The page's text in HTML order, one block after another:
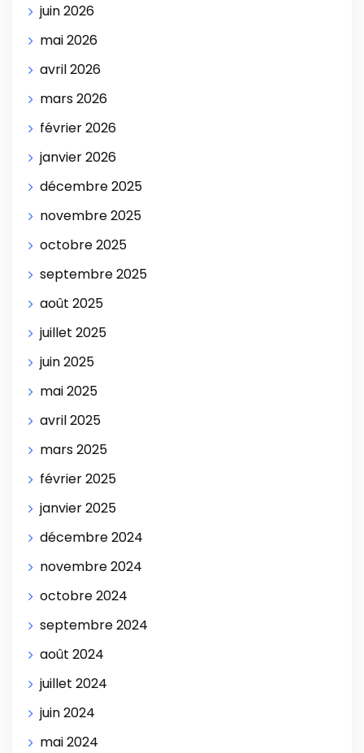
juin 2026
mai 2026
avril 2026
mars 2026
février 2026
janvier 2026
décembre 2025
novembre 2025
octobre 2025
septembre 2025
août 2025
juillet 2025
juin 2025
mai 2025
avril 2025
mars 2025
février 2025
janvier 2025
décembre 2024
novembre 2024
octobre 2024
septembre 2024
août 2024
juillet 2024
juin 2024
mai 2024